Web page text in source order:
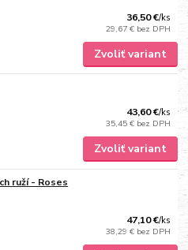
36,50 €/ks
29,67 € bez DPH
Zvoliť variant
43,60 €/ks
35,45 € bez DPH
Zvoliť variant
ruží - Roses
47,10 €/ks
38,29 € bez DPH